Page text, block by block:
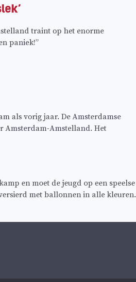
traint op het enorme
paniek!”
als vorig jaar. De Amsterdamse
Amsterdam-Amstelland. Het
en moet de jeugd op een speelse
met ballonnen in alle kleuren.